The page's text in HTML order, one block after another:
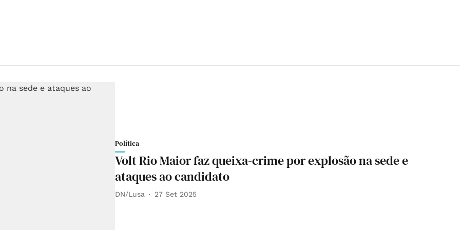
Política
Volt Rio Maior faz queixa-crime por explosão na sede e
ataques ao candidato
DN/Lusa 27 Set 2025